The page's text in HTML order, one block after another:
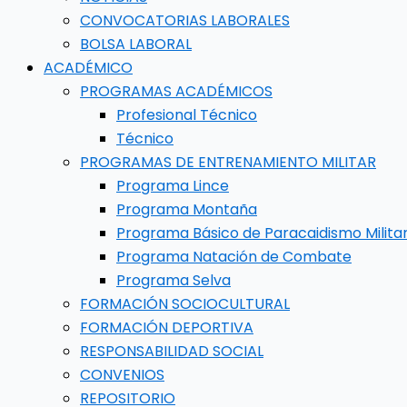
CONVOCATORIAS LABORALES
BOLSA LABORAL
ACADÉMICO
PROGRAMAS ACADÉMICOS
Profesional Técnico
Técnico
PROGRAMAS DE ENTRENAMIENTO MILITAR
Programa Lince
Programa Montaña
Programa Básico de Paracaidismo
Programa Natación de Combate
Programa Selva
FORMACIÓN SOCIOCULTURAL
FORMACIÓN DEPORTIVA
RESPONSABILIDAD SOCIAL
CONVENIOS
REPOSITORIO